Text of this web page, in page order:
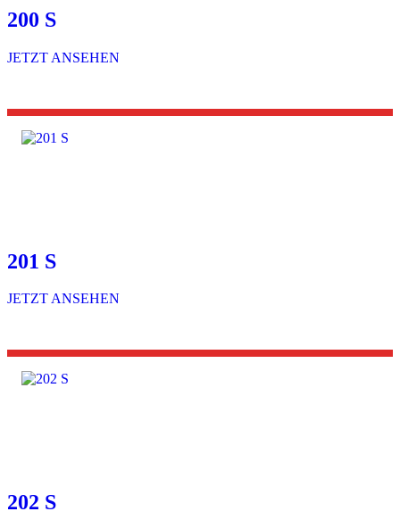
200 S
JETZT ANSEHEN
201 S
JETZT ANSEHEN
202 S